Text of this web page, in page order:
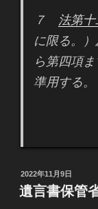
７ 法第
に限る。
ら第四項
準用する。
投
稿
日:
2022年11月9日
遺言書保管